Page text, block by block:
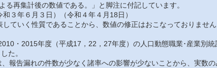
再集計後の数値である。」と脚注に付記しています。
和３年６月３日）（令和４年４月18日）
ていく性質であることから、数値の修正はおこなっておりません
・2015年度（平成17，22，27年度）の人口動態職業･産業別統
た。
報告漏れの件数が少なく諸率への影響が少ないことから、実数